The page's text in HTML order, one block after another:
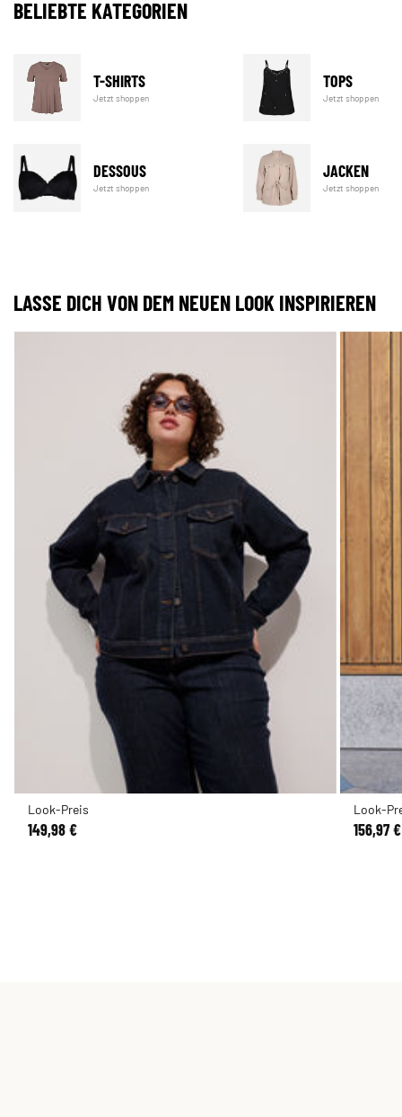
BELIEBTE KATEGORIEN
T-SHIRTS
Jetzt shoppen
TOPS
Jetzt shoppen
DESSOUS
Jetzt shoppen
JACKEN
Jetzt shoppen
LASSE DICH VON DEM NEUEN LOOK INSPIRIEREN
Look-Preis
149,98 €
Look-
156,97 €